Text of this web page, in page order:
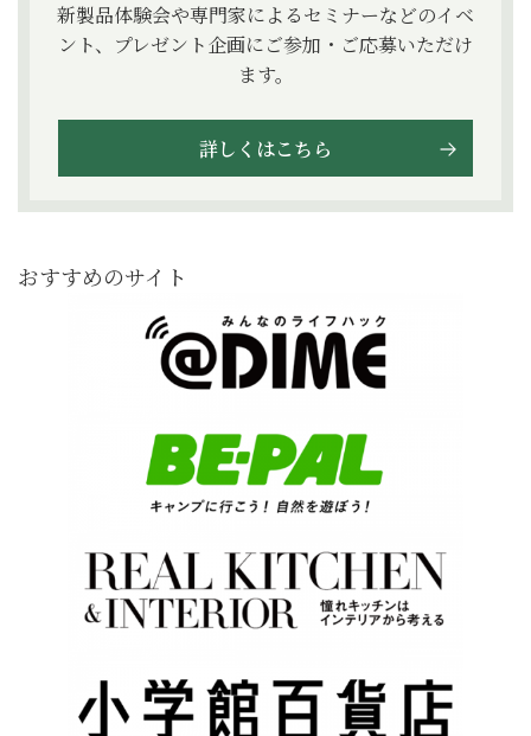
新製品体験会や専門家によるセミナーなどのイベ
ント、プレゼント企画にご参加・ご応募いただけ
ます。
詳しくはこちら
おすすめのサイト